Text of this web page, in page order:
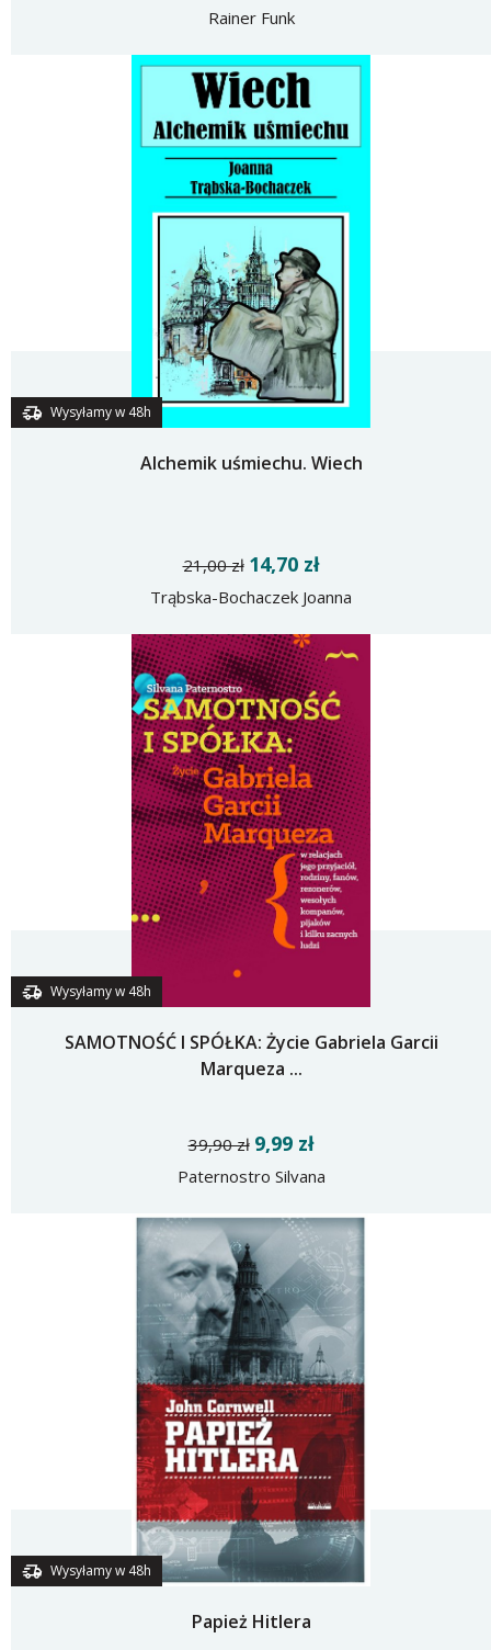
Rainer Funk
Wysyłamy w 48h
Alchemik uśmiechu. Wiech
21,00 zł 14,70 zł
Trąbska-Bochaczek Joanna
Wysyłamy w 48h
SAMOTNOŚĆ I SPÓŁKA: Życie Gabriela Garcii
Marqueza ...
39,90 zł 9,99 zł
Paternostro Silvana
Wysyłamy w 48h
Papież Hitlera